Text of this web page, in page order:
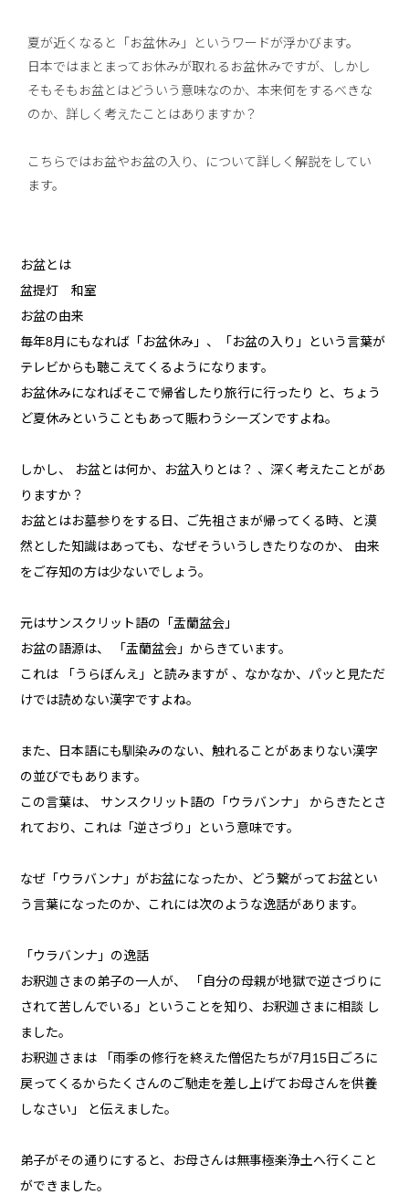
夏が近くなると「お盆休み」というワードが浮かびます。
日本ではまとまってお休みが取れるお盆休みですが、しかし
そもそもお盆とはどういう意味なのか、本来何をするべきな
のか、詳しく考えたことはありますか？
こちらではお盆やお盆の入り、について詳しく解説をしてい
ます。
お盆とは
盆提灯 和室
お盆の由来
毎年8月にもなれば「お盆休み」、「お盆の入り」という言葉が
テレビからも聴こえてくるようになります。
お盆休みになればそこで帰省したり旅行に行ったり と、ちょう
ど夏休みということもあって賑わうシーズンですよね。
しかし、 お盆とは何か、お盆入りとは？ 、深く考えたことがあ
りますか？
お盆とはお墓参りをする日、ご先祖さまが帰ってくる時、と漠
然とした知識はあっても、なぜそういうしきたりなのか、 由来
をご存知の方は少ないでしょう。
元はサンスクリット語の「盂蘭盆会」
お盆の語源は、 「盂蘭盆会」からきています。
これは 「うらぼんえ」と読みますが 、なかなか、パッと見ただ
けでは読めない漢字ですよね。
また、日本語にも馴染みのない、触れることがあまりない漢字
の並びでもあります。
この言葉は、 サンスクリット語の「ウラバンナ」 からきたとさ
れており、これは「逆さづり」という意味です。
なぜ「ウラバンナ」がお盆になったか、どう繋がってお盆とい
う言葉になったのか、これには次のような逸話があります。
「ウラバンナ」の逸話
お釈迦さまの弟子の一人が、 「自分の母親が地獄で逆さづりに
されて苦しんでいる」ということを知り、お釈迦さまに相談 し
ました。
お釈迦さまは 「雨季の修行を終えた僧侶たちが7月15日ごろに
戻ってくるからたくさんのご馳走を差し上げてお母さんを供養
しなさい」 と伝えました。
弟子がその通りにすると、お母さんは無事極楽浄土へ行くこと
ができました。